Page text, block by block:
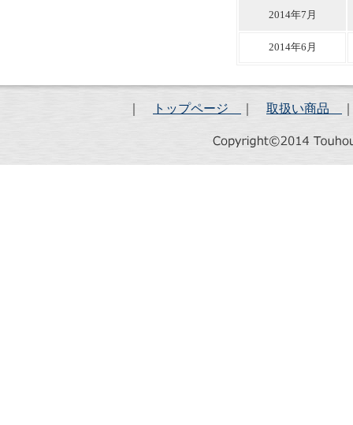
2014年7月
2014年6月
トップページ 取扱い商品